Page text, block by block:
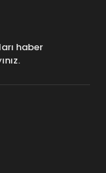
haber